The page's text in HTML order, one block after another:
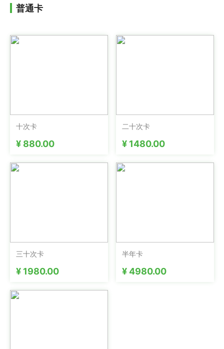
普通卡
十次卡
¥ 880.00
二十次卡
¥ 1480.00
三十次卡
¥ 1980.00
半年卡
¥ 4980.00